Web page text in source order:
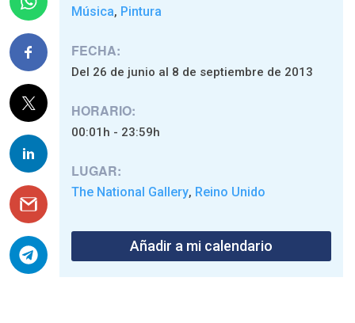
Música, Pintura
FECHA:
Del 26 de junio al 8 de septiembre de 2013
HORARIO:
00:01h - 23:59h
LUGAR:
The National Gallery, Reino Unido
Añadir a mi calendario